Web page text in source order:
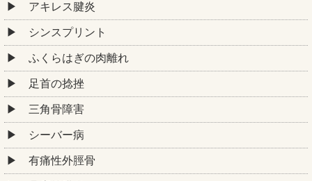
アキレス腱炎
シンスプリント
ふくらはぎの肉離れ
足首の捻挫
三角骨障害
シーバー病
有痛性外脛骨